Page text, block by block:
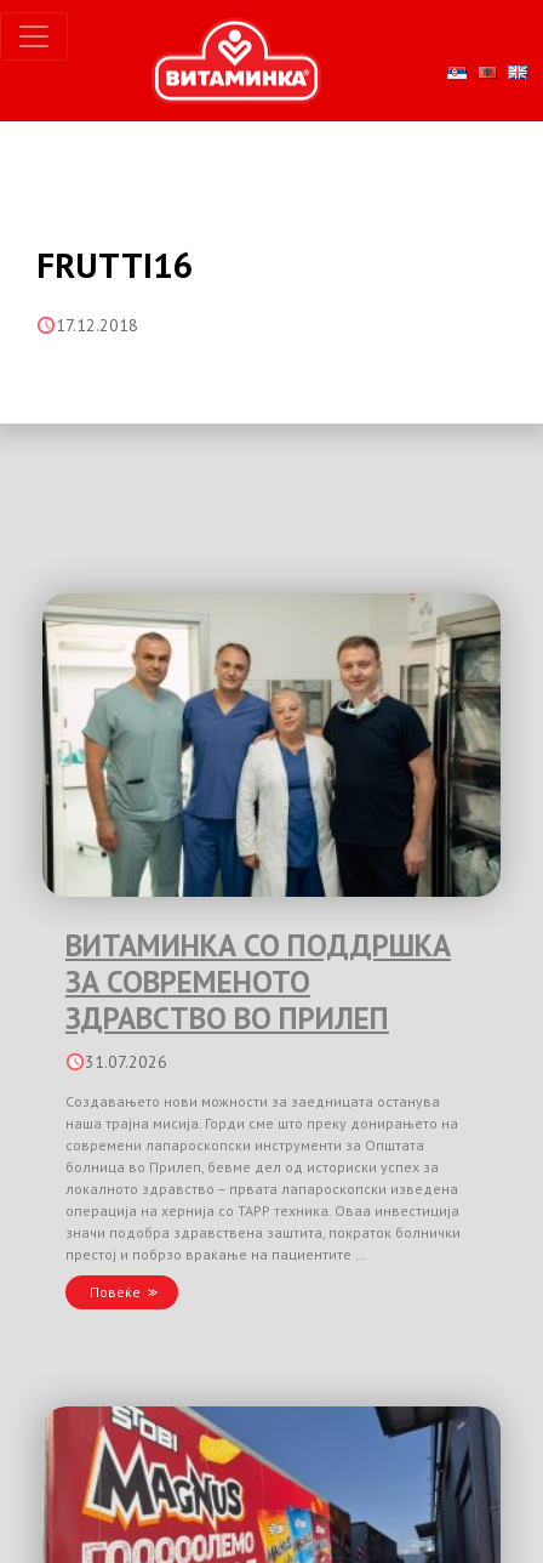
FRUTTI16
17.12.2018
ВИТАМИНКА СО ПОДДРШКА
ЗА СОВРЕМЕНОТО
ЗДРАВСТВО ВО ПРИЛЕП
31.07.2026
Создавањето нови можности за заедницата останува
наша трајна мисија. Горди сме што преку донирањето на
современи лапароскопски инструменти за Општата
болница во Прилеп, бевме дел од историски успех за
локалното здравство – првата лапароскопски изведена
операција на хернија со TAPP техника. Оваа инвестиција
значи подобра здравствена заштита, пократок болнички
престој и побрзо враќање на пациентите …
Повеќе